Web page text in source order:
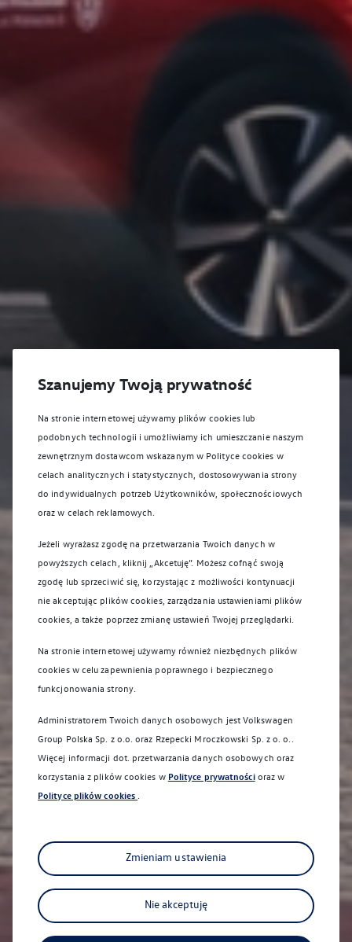
Sanocka 92
Szanujemy Twoją prywatność
Na stronie internetowej używamy plików cookies lub
podobnych technologii i umożliwiamy ich umieszczanie naszym
zewnętrznym dostawcom wskazanym w Polityce cookies w
celach analitycznych i statystycznych, dostosowywania strony
do indywidualnych potrzeb Użytkowników, społecznościowych
oraz w celach reklamowych.
Jeżeli wyrażasz zgodę na przetwarzania Twoich danych w
powyższych celach, kliknij „Akcetuję”. Możesz cofnąć swoją
zgodę lub sprzeciwić się, korzystając z możliwości kontynuacji
nie akceptując plików cookies, zarządzania ustawieniami plików
cookies, a także poprzez zmianę ustawień Twojej przeglądarki.
Na stronie internetowej używamy również niezbędnych plików
cookies w celu zapewnienia poprawnego i bezpiecznego
funkcjonowania strony.
Administratorem Twoich danych osobowych jest Volkswagen
Group Polska Sp. z o.o. oraz Rzepecki Mroczkowski Sp. z o. o.
Więcej informacji dot. przetwarzania danych osobowych oraz
korzystania z plików cookies w Polityce prywatnościoraz w
Polityce plików cookies
Zmieniam ustawienia
Nie akceptuję